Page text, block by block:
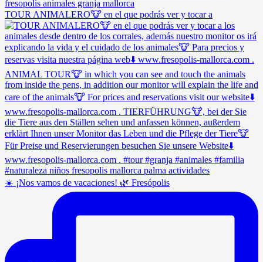
TOUR ANIMALERO🐮 en el que podrás ver y tocar a
☀️ ¡Nos vamos de vacaciones! 🌿 Fresópolis